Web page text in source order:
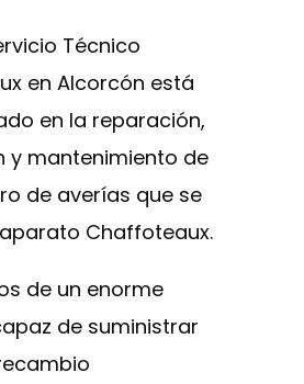
Técnico
en Alcorcón está
en la reparación,
y mantenimiento de
de averías que se
Chaffoteaux.
de un enorme
de suministrar